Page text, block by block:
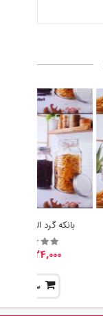
بانکه گرد الشن سایز 3
24,000 تومان
سبد خرید